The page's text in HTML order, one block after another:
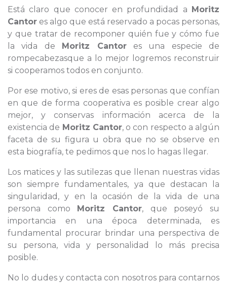
Está claro que conocer en profundidad a Moritz
Cantor es algo que está reservado a pocas personas,
y que tratar de recomponer quién fue y cómo fue
la vida de Moritz Cantores una especie de
rompecabezasque a lo mejor logremos reconstruir
si cooperamos todos en conjunto.
Por ese motivo, si eres de esas personas que confían
en que de forma cooperativa es posible crear algo
mejor, y conservas información acerca de la
existencia de Moritz Cantor, o con respecto a algún
faceta de su figura u obra que no se observe en
esta biografía, te pedimos que nos lo hagas llegar.
Los matices y las sutilezas que llenan nuestras vidas
son siempre fundamentales, ya que destacan la
singularidad, y en la ocasión de la vida de una
persona como Moritz Cantor, que poseyó su
importancia en una época determinada, es
fundamental procurar brindar una perspectiva de
su persona, vida y personalidad lo más precisa
posible.
No lo dudes y contacta con nosotros para contarnos